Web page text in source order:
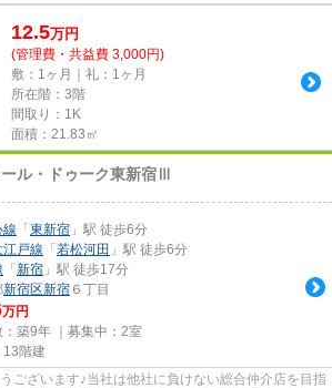
12.5万円
(管理費・共益費 3,000円)
敷：1ヶ月｜礼：1ヶ月
所在階：3階
間取り：1K
面積：21.83㎡
ル・ドゥーク東新宿Ⅲ
線 「 東新宿 」駅 徒歩6分
戸線 「 若松河田 」駅 徒歩6分
「 新宿 」駅 徒歩17分
新宿区新宿 ６丁目
万円
築9年 ｜募集中： 2室
13階建
ございます♪当社は他社に負けない総合仲介店を目指